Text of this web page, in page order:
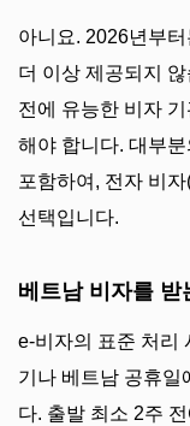
아니요. 2026년부터
더 이상 제공되지
전에 유능한 비자
해야 합니다. 대부
포함하여, 전자 비
선택입니다.
베트남 비자를 받
e-비자의 표준 처리
기나 베트남 공휴일
다. 출발 최소 2주